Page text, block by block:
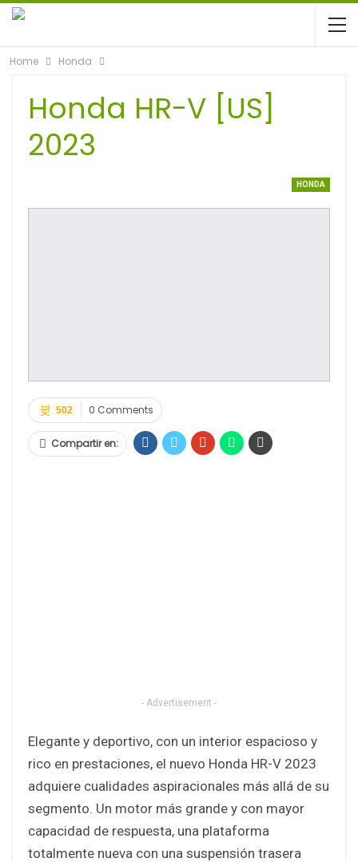
Home Honda
Honda HR-V [US]
2023
HONDA
0 Comments
502
Compartir en:
- Advertisement -
Elegante y deportivo, con un interior espacioso y
rico en prestaciones, el nuevo Honda HR-V 2023
adquiere cualidades aspiracionales más allá de su
segmento. Un motor más grande y con mayor
capacidad de respuesta, una plataforma
totalmente nueva con una suspensión trasera